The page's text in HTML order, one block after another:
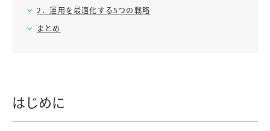
2．運用を最適化する5つの戦略
まとめ
はじめに